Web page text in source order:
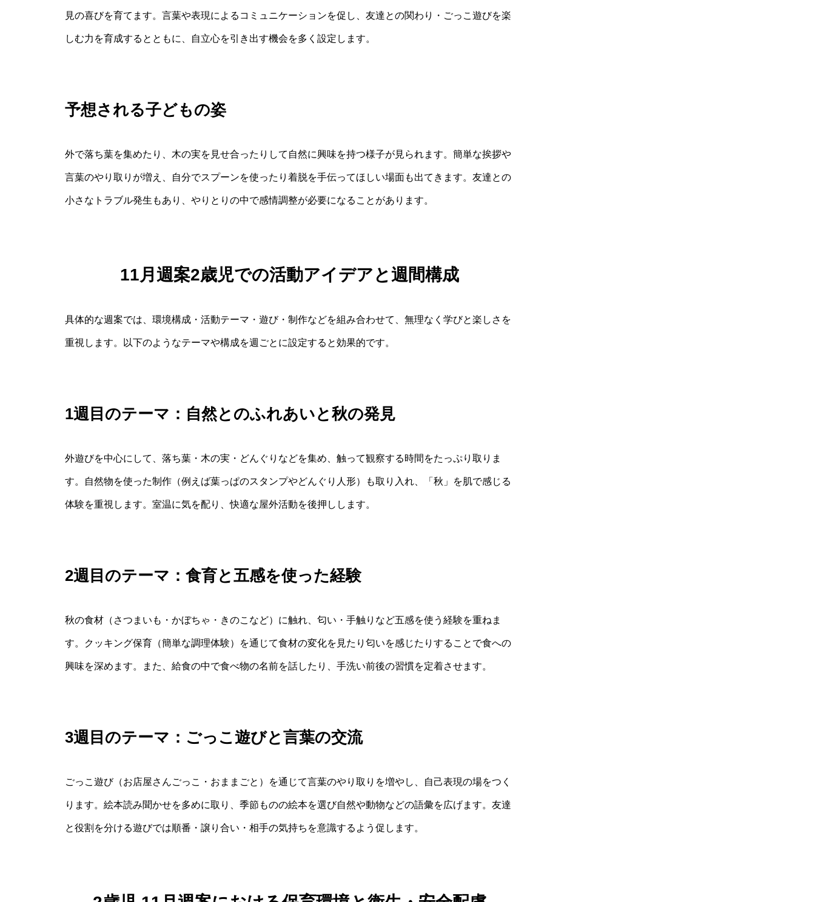
見の喜びを育てます。言葉や表現によるコミュニケーションを促し、友達との関わり・ごっこ遊びを楽
しむ力を育成するとともに、自立心を引き出す機会を多く設定します。
予想される子どもの姿
外で落ち葉を集めたり、木の実を見せ合ったりして自然に興味を持つ様子が見られます。簡単な挨拶や
言葉のやり取りが増え、自分でスプーンを使ったり着脱を手伝ってほしい場面も出てきます。友達との
小さなトラブル発生もあり、やりとりの中で感情調整が必要になることがあります。
11月週案2歳児での活動アイデアと週間構成
具体的な週案では、環境構成・活動テーマ・遊び・制作などを組み合わせて、無理なく学びと楽しさを
重視します。以下のようなテーマや構成を週ごとに設定すると効果的です。
1週目のテーマ：自然とのふれあいと秋の発見
外遊びを中心にして、落ち葉・木の実・どんぐりなどを集め、触って観察する時間をたっぷり取りま
す。自然物を使った制作（例えば葉っぱのスタンプやどんぐり人形）も取り入れ、「秋」を肌で感じる
体験を重視します。室温に気を配り、快適な屋外活動を後押しします。
2週目のテーマ：食育と五感を使った経験
秋の食材（さつまいも・かぼちゃ・きのこなど）に触れ、匂い・手触りなど五感を使う経験を重ねま
す。クッキング保育（簡単な調理体験）を通じて食材の変化を見たり匂いを感じたりすることで食への
興味を深めます。また、給食の中で食べ物の名前を話したり、手洗い前後の習慣を定着させます。
3週目のテーマ：ごっこ遊びと言葉の交流
ごっこ遊び（お店屋さんごっこ・おままごと）を通じて言葉のやり取りを増やし、自己表現の場をつく
ります。絵本読み聞かせを多めに取り、季節ものの絵本を選び自然や動物などの語彙を広げます。友達
と役割を分ける遊びでは順番・譲り合い・相手の気持ちを意識するよう促します。